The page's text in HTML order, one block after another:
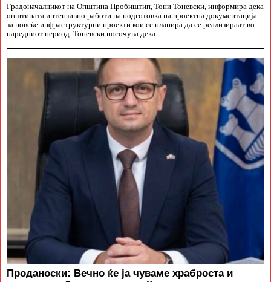
Градоначалникот на Општина Пробиштип, Тони Тоневски, информира дека
општината интензивно работи на подготовка на проектна документација
за повеќе инфраструктурни проекти кои се планира да се реализираат во
наредниот период. Тоневски посочува дека
Проданоски: Вечно ќе ја чуваме храброста и